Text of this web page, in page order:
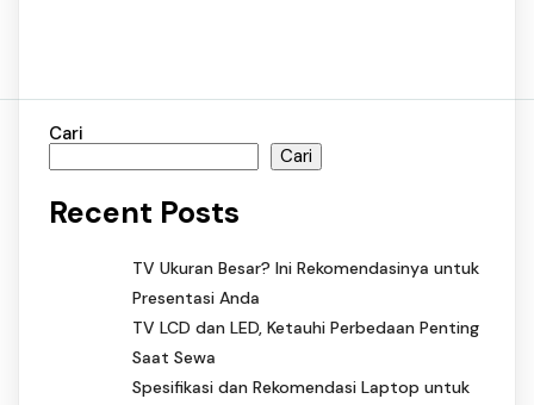
Cari
Cari
Recent Posts
TV Ukuran Besar? Ini Rekomendasinya untuk
Presentasi Anda
TV LCD dan LED, Ketauhi Perbedaan Penting
Saat Sewa
Spesifikasi dan Rekomendasi Laptop untuk